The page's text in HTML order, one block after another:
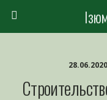
28.06.2020